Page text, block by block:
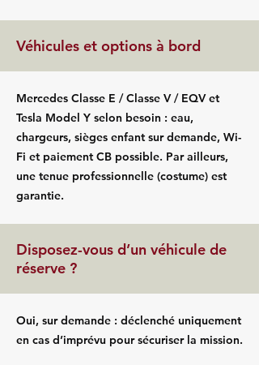
Véhicules et options à bord
Mercedes Classe E / Classe V / EQV et
Tesla Model Y selon besoin : eau,
chargeurs, sièges enfant sur demande, Wi-
Fi et paiement CB possible. Par ailleurs,
une tenue professionnelle (costume) est
garantie.
Disposez-vous d’un véhicule de
réserve ?
Oui, sur demande : déclenché uniquement
en cas d’imprévu pour sécuriser la mission.